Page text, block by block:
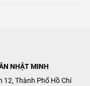
NHẬT MINH
12, Thành Phố Hồ Chí